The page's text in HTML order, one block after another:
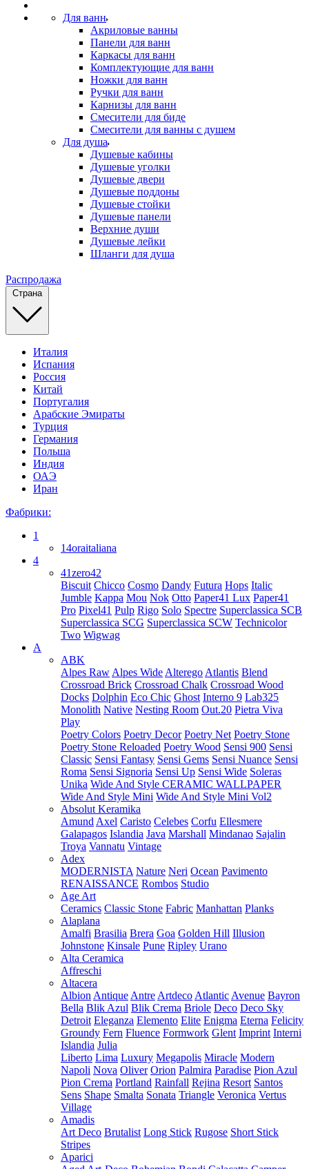
Для ванн
Акриловые ванны
Панели для ванн
Каркасы для ванн
Комплектующие для ванн
Ножки для ванн
Ручки для ванн
Карнизы для ванн
Смесители для биде
Смесители для ванны с душем
Для душа
Душевые кабины
Душевые уголки
Душевые двери
Душевые поддоны
Душевые стойки
Душевые панели
Верхние души
Душевые лейки
Шланги для душа
Распродажа
Страна
Италия
Испания
Россия
Китай
Португалия
Арабские Эмираты
Турция
Германия
Польша
Индия
ОАЭ
Иран
Фабрики:
1
14oraitaliana
4
41zero42
Biscuit Chicco Cosmo Dandy Futura Hops Italic
Jumble Kappa Mou Nok Otto Paper41 Lux Paper41
Pro Pixel41 Pulp Rigo Solo Spectre Superclassica SCB
Superclassica SCG Superclassica SCW Technicolor
Two Wigwag
A
ABK
Alpes Raw Alpes Wide Alterego Atlantis Blend
Crossroad Brick Crossroad Chalk Crossroad Wood
Docks Dolphin Eco Chic Ghost Interno 9 Lab325
Monolith Native Nesting Room Out.20 Pietra Viva
Play
Poetry Colors Poetry Decor Poetry Net Poetry Stone
Poetry Stone Reloaded Poetry Wood Sensi 900 Sensi
Classic Sensi Fantasy Sensi Gems Sensi Nuance Sensi
Roma Sensi Signoria Sensi Up Sensi Wide Soleras
Unika Wide And Style CERAMIC WALLPAPER
Wide And Style Mini Wide And Style Mini Vol2
Absolut Keramika
Amund Axel Caristo Celebes Corfu Ellesmere
Galapagos Islandia Java Marshall Mindanao Sajalin
Troya Vannatu Vintage
Adex
MODERNISTA Nature Neri Ocean Pavimento
RENAISSANCE Rombos Studio
Age Art
Ceramics Classic Stone Fabric Manhattan Planks
Alaplana
Amalfi Brasilia Brera Goa Golden Hill Illusion
Johnstone Kinsale Pune Ripley Urano
Alta Ceramica
Affreschi
Altacera
Albion Antique Antre Artdeco Atlantic Avenue Bayron
Bella Blik Azul Blik Crema Briole Deco Deco Sky
Detroit Eleganza Elemento Elite Enigma Eterna Felicity
Groundy Fern Fluence Formwork Glent Imprint Interni
Islandia Julia
Liberto Lima Luxury Megapolis Miracle Modern
Napoli Nova Oliver Orion Palmira Paradise Pion Azul
Pion Crema Portland Rainfall Rejina Resort Santos
Sens Shape Smalta Sonata Triangle Veronica Vertus
Village
Amadis
Art Deco Brutalist Long Stick Rugose Short Stick
Stripes
Aparici